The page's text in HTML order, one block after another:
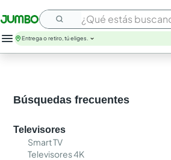
¿Qué estás buscando?
Entrega o retiro, tú eliges.
Búsquedas frecuentes
Televisores
Smart TV
Televisores 4K